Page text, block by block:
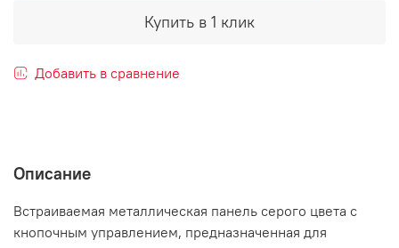
Купить в 1 клик
Добавить в сравнение
Описание
Встраиваемая металлическая панель серого цвета с
кнопочным управлением, предназначенная для